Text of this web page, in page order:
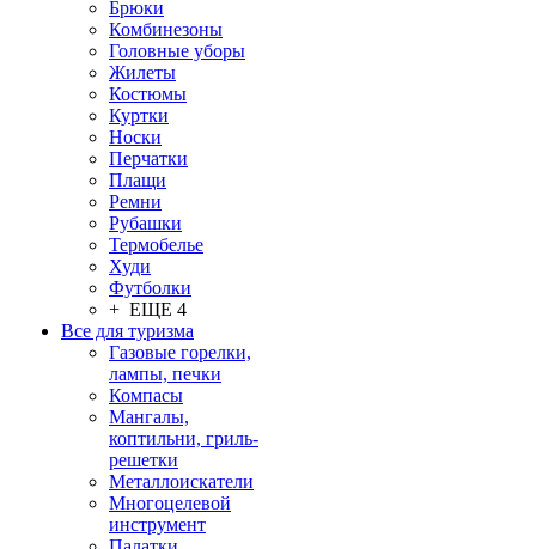
Брюки
Комбинезоны
Головные уборы
Жилеты
Костюмы
Куртки
Носки
Перчатки
Плащи
Ремни
Рубашки
Термобелье
Худи
Футболки
+ ЕЩЕ 4
Все для туризма
Газовые горелки,
лампы, печки
Компасы
Мангалы,
коптильни, гриль-
решетки
Металлоискатели
Многоцелевой
инструмент